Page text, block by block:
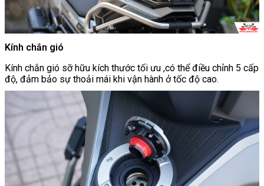
Kính chắn gió
Kính chắn gió sỡ hữu kích thước tối ưu ,có thể điều chỉnh 5 cấp
độ, đảm bảo sự thoải mái khi vận hành ở tốc độ cao.